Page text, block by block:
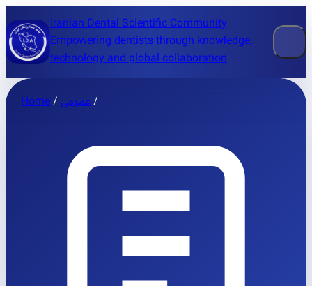
Iranian Dental Scientific Community
Empowering dentists through knowledge,
technology and global collaboration
Home/ عمومی/